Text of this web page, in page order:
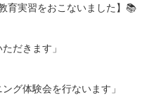
育実習をおこないました】📚
だきます」
グ体験会を行ないます」